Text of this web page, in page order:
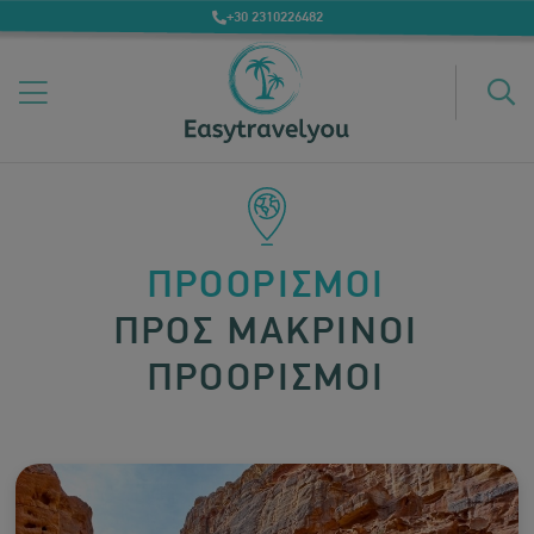
+30 2310226482
ΠΡΟΟΡΙΣΜΟΙ
ΠΡΟΣ ΜΑΚΡΙΝΟΙ
ΠΡΟΟΡΙΣΜΟΙ